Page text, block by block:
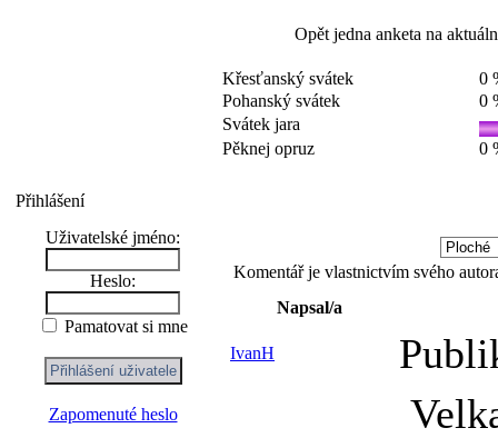
Přihlášení
Uživatelské jméno:
Heslo:
Pamatovat si mne
Zapomenuté heslo
Opět jedna anketa na
Křesťanský svátek
0
Pohanský svátek
0
Svátek jara
Pěknej opruz
0
Komentář je vlastnictvím svého
Napsal/a
IvanH